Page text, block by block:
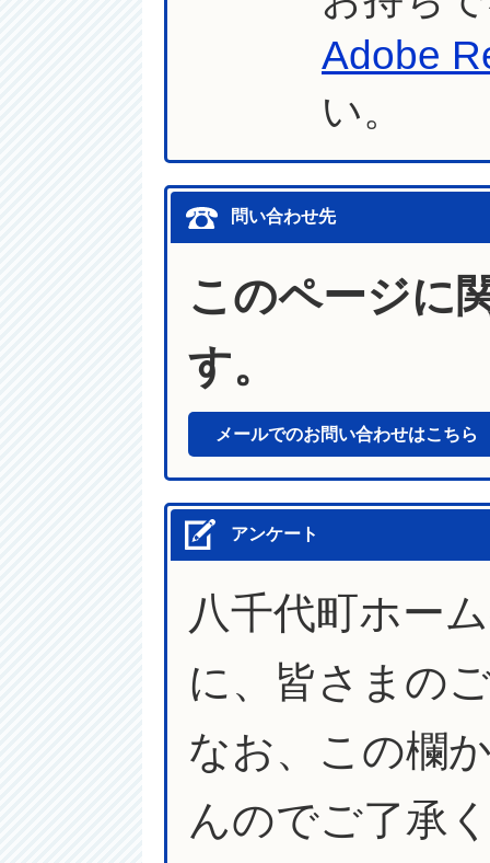
Adobe
い。
問い合わせ先
このページに
す。
メールでのお問い合わせはこちら
アンケート
八千代町ホー
に、皆さまの
なお、この欄
んのでご了承